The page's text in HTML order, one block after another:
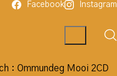
Facebook Instagram